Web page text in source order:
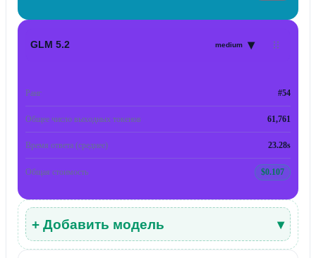
GLM 5.2 medium ▾
Ранг #54
Общее число выходных токенов 61,761
Время ответа (среднее) 23.28s
Общая стоимость $0.107
+ Добавить модель ▾